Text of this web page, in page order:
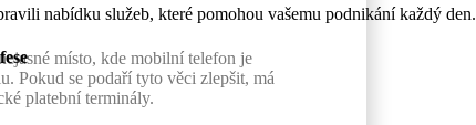
nabídku služeb, které pomohou vašemu podnikání každý den.
místo, kde mobilní telefon je
Pokud se podaří tyto věci zlepšit, má
platební terminály.